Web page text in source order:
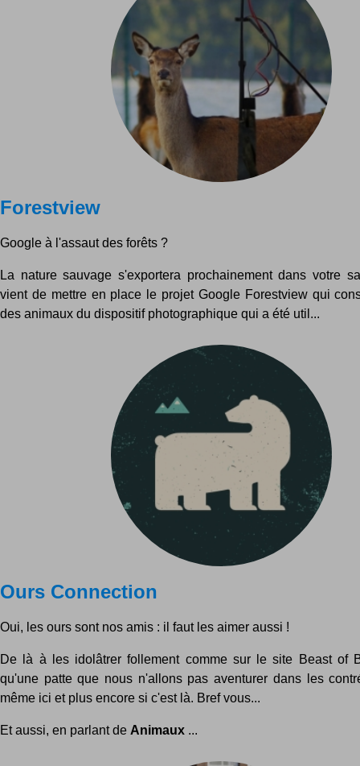
Forestview
Google à l'assaut des forêts ?
La nature sauvage s'exportera prochainement dans votre
vient de mettre en place le projet Google Forestview qui
des animaux du dispositif photographique qui a été util...
Ours Connection
Oui, les ours sont nos amis : il faut les aimer aussi !
De là à les idolâtrer follement comme sur le site Beast of
qu'une patte que nous n'allons pas aventurer dans les
même ici et plus encore si c'est là. Bref vous...
Et aussi, en parlant de Animaux ...